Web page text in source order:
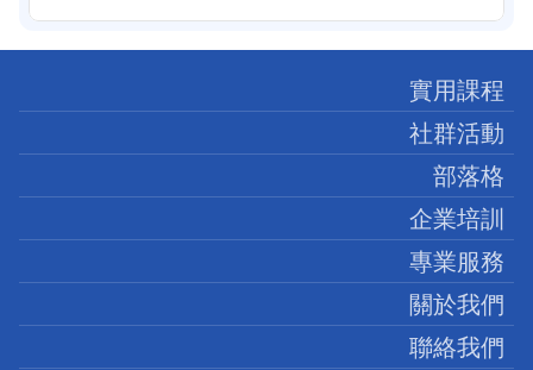
實用課程
社群活動
部落格
企業培訓
專業服務
關於我們
聯絡我們